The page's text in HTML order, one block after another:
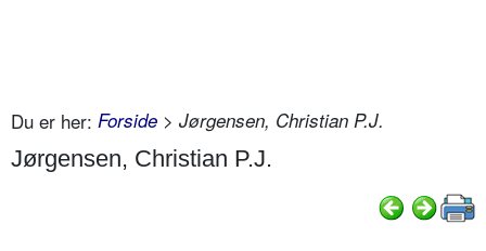
Du er her: Forside > Jørgensen, Christian P.J.
Jørgensen, Christian P.J.